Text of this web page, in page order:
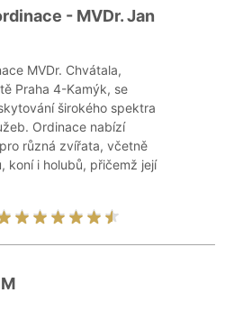
- MVDr. Jan
MVDr. Chvátala,
Praha 4-Kamýk, se
širokého spektra
Ordinace nabízí
různá zvířata, včetně
koní i holubů, přičemž její